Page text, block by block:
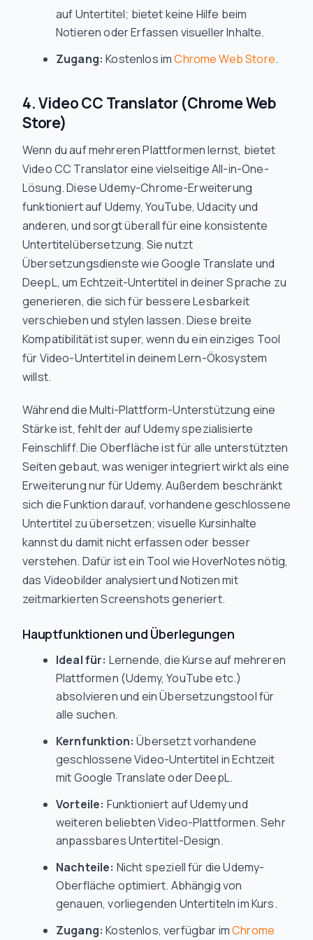
auf Untertitel; bietet keine Hilfe beim
Notieren oder Erfassen visueller Inhalte.
Zugang: Kostenlos imChrome Web Store.
4. Video CC Translator (Chrome Web
Store)
Wenn du auf mehreren Plattformen lernst, bietet
Video CC Translator eine vielseitige All-in-One-
Lösung. Diese Udemy-Chrome-Erweiterung
funktioniert auf Udemy, YouTube, Udacity und
anderen, und sorgt überall für eine konsistente
Untertitelübersetzung. Sie nutzt
Übersetzungsdienste wie Google Translate und
DeepL, um Echtzeit-Untertitel in deiner Sprache zu
generieren, die sich für bessere Lesbarkeit
verschieben und stylen lassen. Diese breite
Kompatibilität ist super, wenn du ein einziges Tool
für Video-Untertitel in deinem Lern-Ökosystem
willst.
Während die Multi-Plattform-Unterstützung eine
Stärke ist, fehlt der auf Udemy spezialisierte
Feinschliff. Die Oberfläche ist für alle unterstützten
Seiten gebaut, was weniger integriert wirkt als eine
Erweiterung nur für Udemy. Außerdem beschränkt
sich die Funktion darauf, vorhandene geschlossene
Untertitel zu übersetzen; visuelle Kursinhalte
kannst du damit nicht erfassen oder besser
verstehen. Dafür ist ein Tool wie HoverNotes nötig,
das Videobilder analysiert und Notizen mit
zeitmarkierten Screenshots generiert.
Hauptfunktionen und Überlegungen
Ideal für: Lernende, die Kurse auf mehreren
Plattformen (Udemy, YouTube etc.)
absolvieren und ein Übersetzungstool für
alle suchen.
Kernfunktion: Übersetzt vorhandene
geschlossene Video-Untertitel in Echtzeit
mit Google Translate oder DeepL.
Vorteile: Funktioniert auf Udemy und
weiteren beliebten Video-Plattformen. Sehr
anpassbares Untertitel-Design.
Nachteile: Nicht speziell für die Udemy-
Oberfläche optimiert. Abhängig von
genauen, vorliegenden Untertiteln im Kurs.
Zugang: Kostenlos, verfügbar imChrome